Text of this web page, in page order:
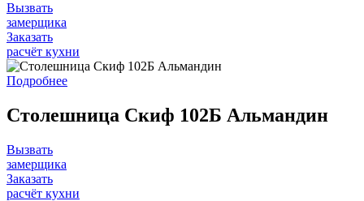
Вызвать
замерщика
Заказать
расчёт кухни
Подробнее
Столешница Скиф 102Б Альмандин
Вызвать
замерщика
Заказать
расчёт кухни